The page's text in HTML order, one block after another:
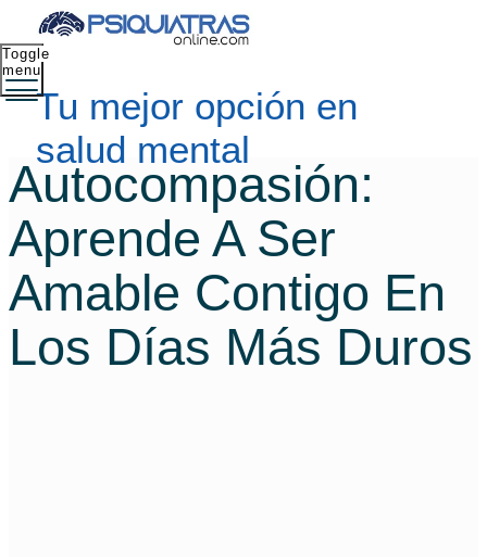
Tu mejor opción en
salud mental
Toggle
menu
Autocompasión:
Aprende A Ser
Amable Contigo En
Los Días Más Duros